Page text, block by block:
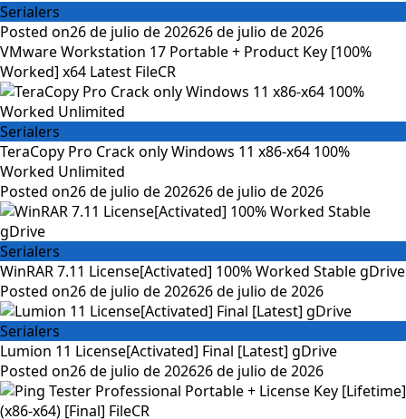
Serialers
Posted on26 de julio de 202626 de julio de 2026
VMware Workstation 17 Portable + Product Key [100%
Worked] x64 Latest FileCR
Serialers
TeraCopy Pro Crack only Windows 11 x86-x64 100%
Worked Unlimited
Posted on26 de julio de 202626 de julio de 2026
Serialers
WinRAR 7.11 License[Activated] 100% Worked Stable gDrive
Posted on26 de julio de 202626 de julio de 2026
Serialers
Lumion 11 License[Activated] Final [Latest] gDrive
Posted on26 de julio de 202626 de julio de 2026